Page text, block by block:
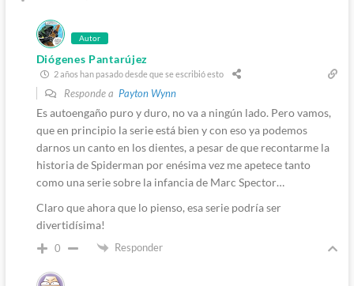
Autor
Diógenes Pantarújez
2 años han pasado desde que se escribió esto
Responde a Payton Wynn
Es autoengaño puro y duro, no va a ningún lado. Pero vamos,
que en principio la serie está bien y con eso ya podemos
darnos un canto en los dientes, a pesar de que recontarme la
historia de Spiderman por enésima vez me apetece tanto
como una serie sobre la infancia de Marc Spector…
Claro que ahora que lo pienso, esa serie podría ser
divertidísima!
0 Responder